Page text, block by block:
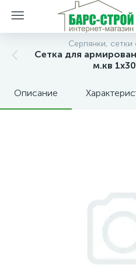
Серпянки, сетки
Сетка для
м.кв
Описание